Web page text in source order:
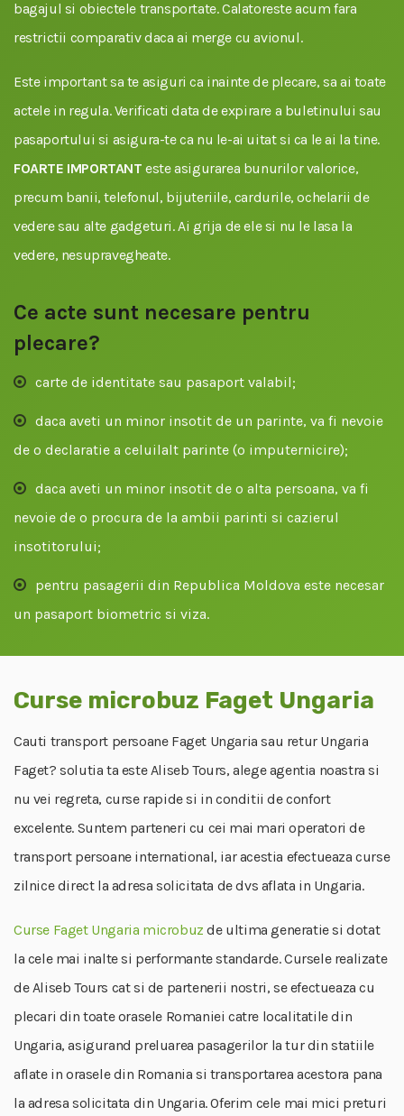
bagajul si obiectele transportate. Calatoreste acum fara
restrictii comparativ daca ai merge cu avionul.
Este important sa te asiguri ca inainte de plecare, sa ai toate
actele in regula. Verificati data de expirare a buletinului sau
pasaportului si asigura-te ca nu le-ai uitat si ca le ai la tine.
FOARTE IMPORTANT este asigurarea bunurilor valorice,
precum banii, telefonul, bijuteriile, cardurile, ochelarii de
vedere sau alte gadgeturi. Ai grija de ele si nu le lasa la
vedere, nesupravegheate.
Ce acte sunt necesare pentru
plecare?
carte de identitate sau pasaport valabil;
daca aveti un minor insotit de un parinte, va fi nevoie
de o declaratie a celuilalt parinte (o imputernicire);
daca aveti un minor insotit de o alta persoana, va fi
nevoie de o procura de la ambii parinti si cazierul
insotitorului;
pentru pasagerii din Republica Moldova este necesar
un pasaport biometric si viza.
Curse microbuz Faget Ungaria
Cauti transport persoane Faget Ungaria sau retur Ungaria
Faget? solutia ta este Aliseb Tours, alege agentia noastra si
nu vei regreta, curse rapide si in conditii de confort
excelente. Suntem parteneri cu cei mai mari operatori de
transport persoane international, iar acestia efectueaza curse
zilnice direct la adresa solicitata de dvs aflata in Ungaria.
Curse Faget Ungaria microbuz de ultima generatie si dotat
la cele mai inalte si performante standarde. Cursele realizate
de Aliseb Tours cat si de partenerii nostri, se efectueaza cu
plecari din toate orasele Romaniei catre localitatile din
Ungaria, asigurand preluarea pasagerilor la tur din statiile
aflate in orasele din Romania si transportarea acestora pana
la adresa solicitata din Ungaria. Oferim cele mai mici preturi